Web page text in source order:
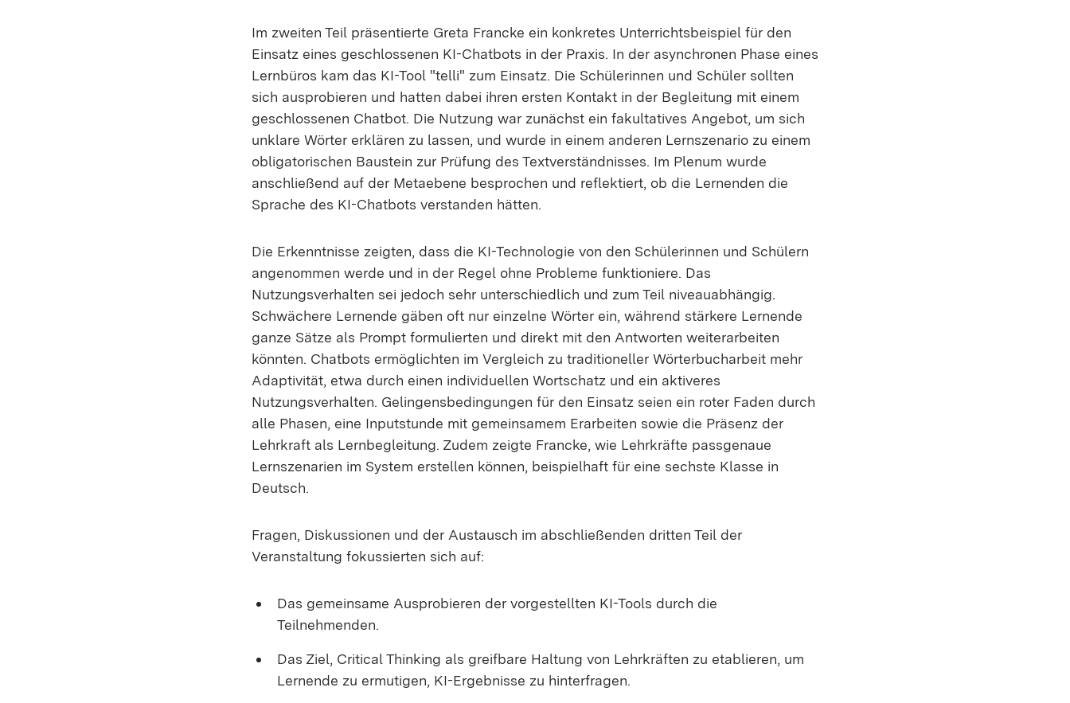
Im zweiten Teil präsentierte Greta Francke ein konkretes Unterrichtsbeispiel für den
Einsatz eines geschlossenen KI-Chatbots in der Praxis. In der asynchronen Phase eines
Lernbüros kam das KI-Tool "telli" zum Einsatz. Die Schülerinnen und Schüler sollten
sich ausprobieren und hatten dabei ihren ersten Kontakt in der Begleitung mit einem
geschlossenen Chatbot. Die Nutzung war zunächst ein fakultatives Angebot, um sich
unklare Wörter erklären zu lassen, und wurde in einem anderen Lernszenario zu einem
obligatorischen Baustein zur Prüfung des Textverständnisses. Im Plenum wurde
anschließend auf der Metaebene besprochen und reflektiert, ob die Lernenden die
Sprache des KI-Chatbots verstanden hätten.
Die Erkenntnisse zeigten, dass die KI-Technologie von den Schülerinnen und Schülern
angenommen werde und in der Regel ohne Probleme funktioniere. Das
Nutzungsverhalten sei jedoch sehr unterschiedlich und zum Teil niveauabhängig.
Schwächere Lernende gäben oft nur einzelne Wörter ein, während stärkere Lernende
ganze Sätze als Prompt formulierten und direkt mit den Antworten weiterarbeiten
könnten. Chatbots ermöglichten im Vergleich zu traditioneller Wörterbucharbeit mehr
Adaptivität, etwa durch einen individuellen Wortschatz und ein aktiveres
Nutzungsverhalten. Gelingensbedingungen für den Einsatz seien ein roter Faden durch
alle Phasen, eine Inputstunde mit gemeinsamem Erarbeiten sowie die Präsenz der
Lehrkraft als Lernbegleitung. Zudem zeigte Francke, wie Lehrkräfte passgenaue
Lernszenarien im System erstellen können, beispielhaft für eine sechste Klasse in
Deutsch.
Fragen, Diskussionen und der Austausch im abschließenden dritten Teil der
Veranstaltung fokussierten sich auf:
Das gemeinsame Ausprobieren der vorgestellten KI-Tools durch die
Teilnehmenden.
Das Ziel, Critical Thinking als greifbare Haltung von Lehrkräften zu etablieren, um
Lernende zu ermutigen, KI-Ergebnisse zu hinterfragen.